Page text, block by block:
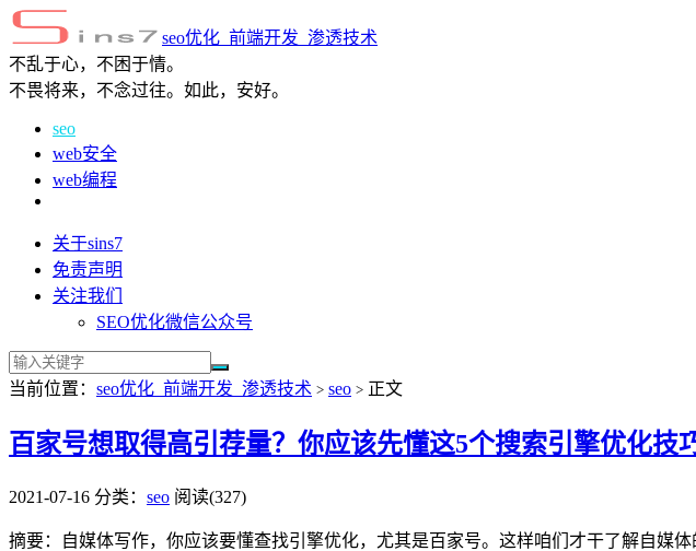
seo优化_前端开发_渗透技术
不乱于心，不困于情。
不畏将来，不念过往。如此，安好。
seo
web安全
web编程
关于sins7
免责声明
关注我们
SEO优化微信公众号
当前位置： seo优化_前端开发_渗透技术 > seo > 正文
百家号想取得高引荐量？你应该先懂这5个搜索引擎优化技
2021-07-16 分类： seo 阅读(327)
摘要：自媒体写作，你应该要懂查找引擎优化，尤其是百家号。这样咱们才干了解自媒